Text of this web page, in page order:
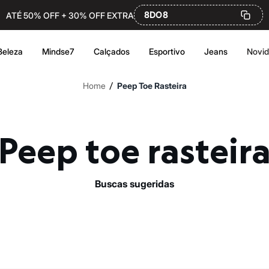
ATÉ 50% OFF + 30% OFF EXTRA 8DO8
Mindse7 Calçados Esportivo Jeans
Home / Peep Toe Rasteira
Peep toe rasteira
buscas sugeridas